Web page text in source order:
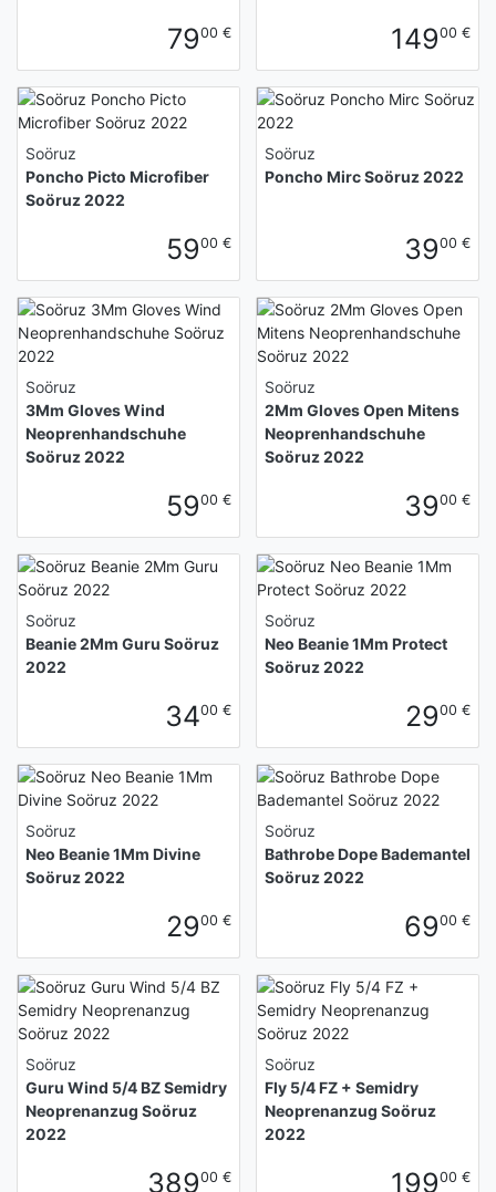
7900 € 14900 €
Soöruz
Poncho Picto Microfiber
Soöruz 2022
5900 €
Soöruz
Poncho Mirc Soöruz 2022
3900 €
Soöruz
3Mm Gloves Wind
Neoprenhandschuhe
Soöruz 2022
5900 €
Soöruz
2Mm Gloves Open Mitens
Neoprenhandschuhe
Soöruz 2022
3900 €
Soöruz
Beanie 2Mm Guru Soöruz
2022
3400 €
Soöruz
Neo Beanie 1Mm Protect
Soöruz 2022
2900 €
Soöruz
Neo Beanie 1Mm Divine
Soöruz 2022
2900 €
Soöruz
Bathrobe Dope Bademantel
Soöruz 2022
6900 €
Soöruz
Guru Wind 5/4 BZ Semidry
Neoprenanzug Soöruz
2022
38900 €
Soöruz
Fly 5/4 FZ + Semidry
Neoprenanzug Soöruz
2022
19900 €